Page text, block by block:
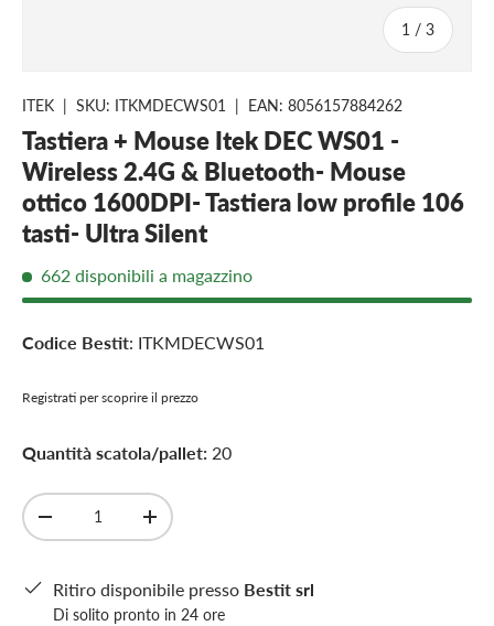
1 / di
3
ITEK | SKU: ITKMDECWS01 | EAN: 8056157884262
Tastiera + Mouse Itek DEC WS01 -
Wireless 2.4G & Bluetooth- Mouse
ottico 1600DPI- Tastiera low profile 106
tasti- Ultra Silent
662 disponibili a magazzino
Codice Bestit: ITKMDECWS01
Registrati per scoprire il prezzo
Quantità scatola/pallet: 20
Q.tà
-
+
Ritiro disponibile presso Bestit srl
Di solito pronto in 24 ore